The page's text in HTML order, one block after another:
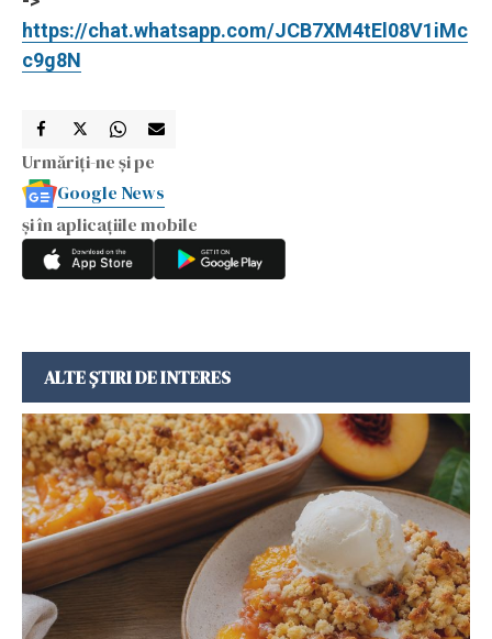
https://chat.whatsapp.com/JCB7XM4tEl08V1iMc
c9g8N
Urmăriți-ne și pe
Google News
și în aplicațiile mobile
ALTE ȘTIRI DE INTERES